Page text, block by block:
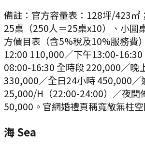
備註： 官方容量表：128坪/423㎡
25桌（250人＝25桌x10）、小圓
方價目表（含5%稅及10%服務費
12:00 110,000／下午13:00-
08:00-16:30 全時段 220,000／晚
330,000／全日24小時 450,000／
25,000/H（22:00-24:00）／夜間
50,000。官網婚禮頁稱寬敞無柱
海 Sea